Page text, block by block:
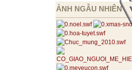
ẢNH NGẪU NHIÊN